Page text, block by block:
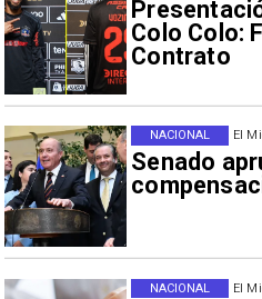
Colo Colo:
Contrato
El
Senado
NACIONAL
El
NACIONAL